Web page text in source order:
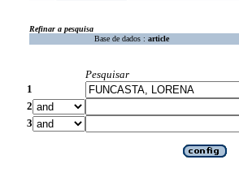
Refinar a pesquisa
Base de dados : article
Pesquisar
1
2
3